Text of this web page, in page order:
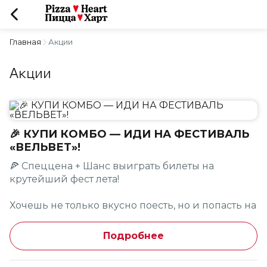
Главная Акции
Акции
🎉 КУПИ КОМБО — ИДИ НА ФЕСТИВАЛЬ
«ВЕЛЬВЕТ»!
🍕 Спеццена + Шанс выиграть билеты на
крутейший фест лета!
Хочешь не только вкусно поесть, но и попасть на
есть предложение, которое объединяет оба
удовольствия!
Подробнее